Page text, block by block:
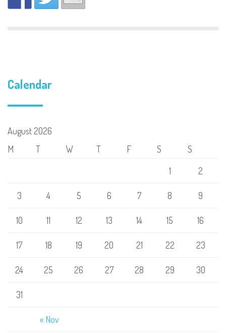
Calendar
August 2026
M
T W T F S S
« Nov
1 2
3 4 5 6 7 8 9
10 11 12 13 14 15 16
17 18 19 20 21 22 23
24 25 26 27 28 29 30
31